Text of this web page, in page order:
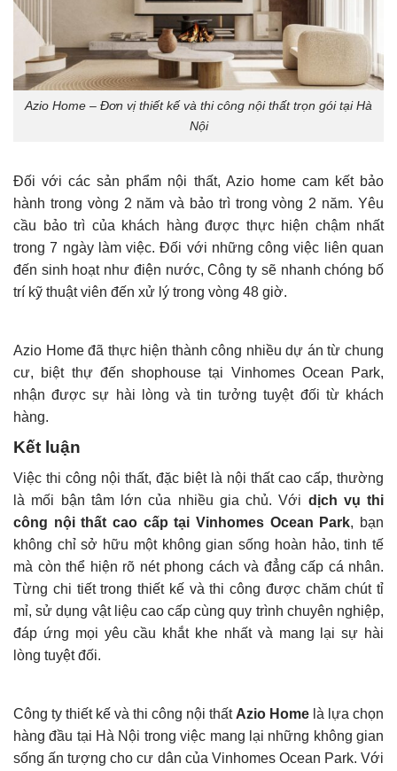
Azio Home – Đơn vị thiết kế và thi công nội thất trọn gói tại Hà
Nội
Đối với các sản phẩm nội thất, Azio home cam kết bảo
hành trong vòng 2 năm và bảo trì trong vòng 2 năm. Yêu
cầu bảo trì của khách hàng được thực hiện chậm nhất
trong 7 ngày làm việc. Đối với những công việc liên quan
đến sinh hoạt như điện nước, Công ty sẽ nhanh chóng bố
trí kỹ thuật viên đến xử lý trong vòng 48 giờ.
Azio Home đã thực hiện thành công nhiều dự án từ chung
cư, biệt thự đến shophouse tại Vinhomes Ocean Park,
nhận được sự hài lòng và tin tưởng tuyệt đối từ khách
hàng.
Kết luận
Việc thi công nội thất, đặc biệt là nội thất cao cấp, thường
là mối bận tâm lớn của nhiều gia chủ. Với dịch vụ thi
công nội thất cao cấp tại Vinhomes Ocean Park, bạn
không chỉ sở hữu một không gian sống hoàn hảo, tinh tế
mà còn thể hiện rõ nét phong cách và đẳng cấp cá nhân.
Từng chi tiết trong thiết kế và thi công được chăm chút tỉ
mỉ, sử dụng vật liệu cao cấp cùng quy trình chuyên nghiệp,
đáp ứng mọi yêu cầu khắt khe nhất và mang lại sự hài
lòng tuyệt đối.
Công ty thiết kế và thi công nội thất Azio Home là lựa chọn
hàng đầu tại Hà Nội trong việc mang lại những không gian
sống ấn tượng cho cư dân của Vinhomes Ocean Park. Với